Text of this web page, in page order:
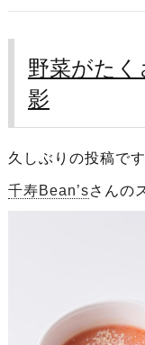
野菜がた
影
久しぶりの投稿で
千寿Bean’sさんの